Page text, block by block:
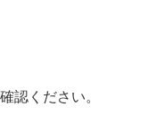
確認ください。